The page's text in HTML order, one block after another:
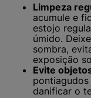
Limpeza
acumule e
estojo
úmido.
sombra,
exposição
Evite
danificar o